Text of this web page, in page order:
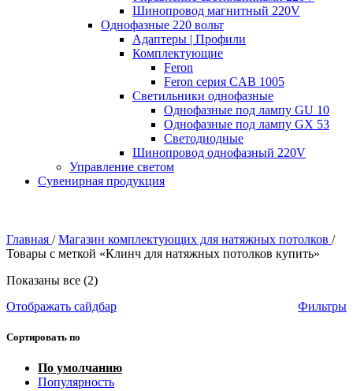
Шинопровод магнитный 220V
Однофазные 220 вольт
Адаптеры | Профили
Комплектующие
Feron
Feron серия CAB 1005
Светильники однофазные
Однофазные под лампу GU 10
Однофазные под лампу GX 53
Светодиодные
Шинопровод однофазный 220V
Управление светом
Сувенирная продукция
Главная / Магазин комплектующих для натяжных потолков /
Товары с меткой «Клинч для натяжных потолков купить»
Показаны все (2)
Отображать сайдбар
Фильтры
Сортировать по
По умолчанию
Популярность